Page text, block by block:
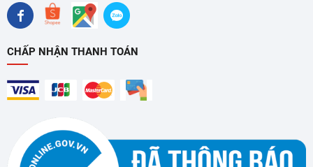
Nhiệt độ hoạt động duy trì trong khoảng
tưởng cho thực phẩm tươi, sữa, nước ngọt, trái cây…
Thiết kế kính trong suốt – Hiển thị bắt mắt, dễ quan sát
Cửa kính 2 lớp chịu lực
thất thoát hơi lạnh
CHẤP NHẬN THANH TOÁN